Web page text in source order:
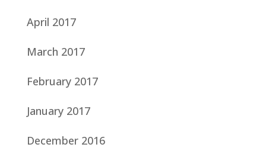
April 2017
March 2017
February 2017
January 2017
December 2016